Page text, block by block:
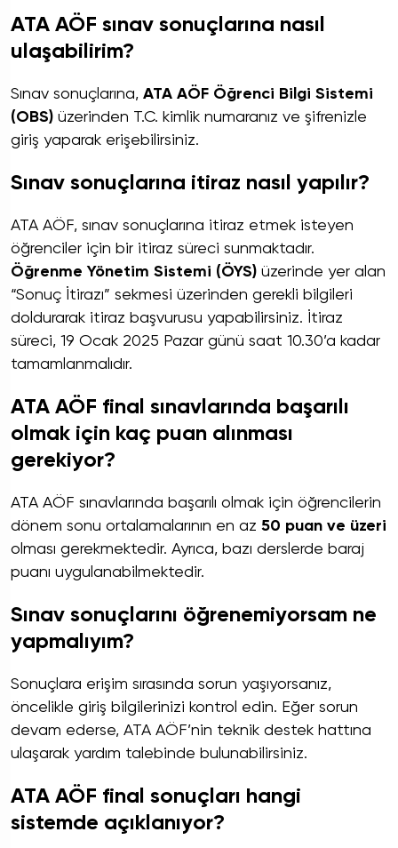
ATA AÖF sınav sonuçlarına nasıl
ulaşabilirim?
Sınav sonuçlarına, ATA AÖF Öğrenci Bilgi Sistemi
(OBS) üzerinden T.C. kimlik numaranız ve şifrenizle
giriş yaparak erişebilirsiniz.
Sınav sonuçlarına itiraz nasıl yapılır?
ATA AÖF, sınav sonuçlarına itiraz etmek isteyen
öğrenciler için bir itiraz süreci sunmaktadır.
Öğrenme Yönetim Sistemi (ÖYS) üzerinde yer alan
“Sonuç İtirazı” sekmesi üzerinden gerekli bilgileri
doldurarak itiraz başvurusu yapabilirsiniz. İtiraz
süreci, 19 Ocak 2025 Pazar günü saat 10.30’a kadar
tamamlanmalıdır.
ATA AÖF final sınavlarında başarılı
olmak için kaç puan alınması
gerekiyor?
ATA AÖF sınavlarında başarılı olmak için öğrencilerin
dönem sonu ortalamalarının en az 50 puan ve üzeri
olması gerekmektedir. Ayrıca, bazı derslerde baraj
puanı uygulanabilmektedir.
Sınav sonuçlarını öğrenemiyorsam ne
yapmalıyım?
Sonuçlara erişim sırasında sorun yaşıyorsanız,
öncelikle giriş bilgilerinizi kontrol edin. Eğer sorun
devam ederse, ATA AÖF’nin teknik destek hattına
ulaşarak yardım talebinde bulunabilirsiniz.
ATA AÖF final sonuçları hangi
sistemde açıklanıyor?